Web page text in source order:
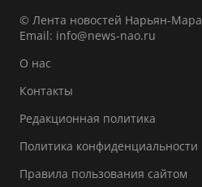
© Лента новостей Нарьян-Мара
Email: info@news-nao.ru
О нас
Контакты
Редакционная политика
Политика конфиденциальности
Правила пользования сайтом